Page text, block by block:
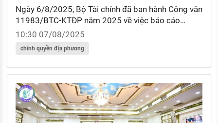
Ngày 6/8/2025, Bộ Tài chính đã ban hành Công văn
11983/BTC-KTĐP năm 2025 về việc báo cáo
nhiệm vụ được giao tại Kết luận 179-KL/TW tiếp
tục triển khai nhiệm vụ hoàn thiện tổ chức bộ máy
và hoạt động của mô hình chính quyền địa phương
2 cấp của Ban Chấp hành Trung ương.
10:30 07/08/2025
chính quyền địa phương